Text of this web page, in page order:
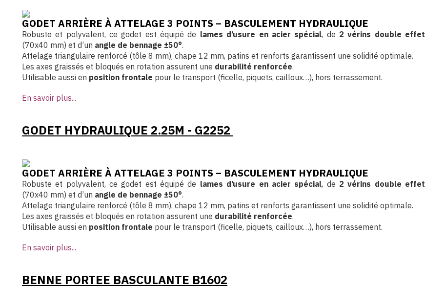
GODET ARRIÈRE À ATTELAGE 3 POINTS – BASCULEMENT HYDRAULIQUE
Robuste et polyvalent, ce godet est équipé de lames d’usure en acier spécial, de 2 vérins double effet
(70x40 mm) et d’un angle de bennage ±50°.
Attelage triangulaire renforcé (tôle 8 mm), chape 12 mm, patins et renforts garantissent une solidité optimale.
Les axes graissés et bloqués en rotation assurent une durabilité renforcée.
Utilisable aussi en position frontale pour le transport (ficelle, piquets, cailloux…), hors terrassement.
En savoir plus...
GODET HYDRAULIQUE 2.25M - G2252
GODET ARRIÈRE À ATTELAGE 3 POINTS – BASCULEMENT HYDRAULIQUE
Robuste et polyvalent, ce godet est équipé de lames d’usure en acier spécial, de 2 vérins double effet
(70x40 mm) et d’un angle de bennage ±50°.
Attelage triangulaire renforcé (tôle 8 mm), chape 12 mm, patins et renforts garantissent une solidité optimale.
Les axes graissés et bloqués en rotation assurent une durabilité renforcée.
Utilisable aussi en position frontale pour le transport (ficelle, piquets, cailloux…), hors terrassement.
En savoir plus...
BENNE PORTEE BASCULANTE B1602